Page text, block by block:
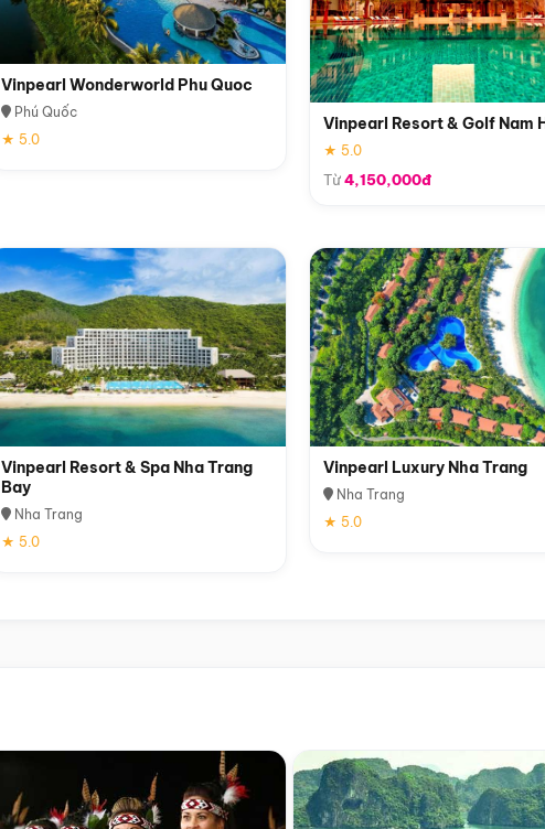
Vinpearl Wonderworld Phu Quoc
Phú Quốc
★ 5.0
Vinpearl Resort & Golf Nam
★ 5.0
Từ4,150,000đ
Vinpearl Resort & Spa Nha Trang
Bay
Nha Trang
★ 5.0
Vinpearl Luxury Nha Trang
Nha Trang
★ 5.0